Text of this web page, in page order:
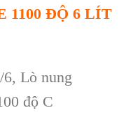
1100 ĐỘ 6 LÍT
Lò nung
độ C